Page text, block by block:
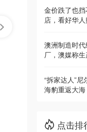
金价跌了也
店，看好华
澳洲制造时
厂，澳媒称
“拆家达人”
海豹重返大海
点击排